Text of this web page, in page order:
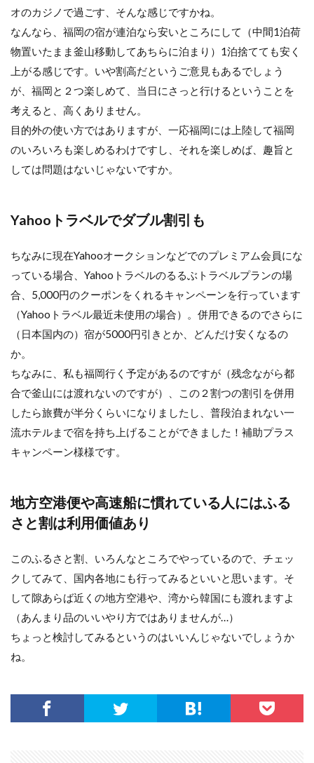
オのカジノで過ごす、そんな感じですかね。
なんなら、福岡の宿が連泊なら安いところにして（中間1泊荷
物置いたまま釜山移動してあちらに泊まり）1泊捨てても安く
上がる感じです。いや割高だというご意見もあるでしょう
が、福岡と２つ楽しめて、当日にさっと行けるということを
考えると、高くありません。
目的外の使い方ではありますが、一応福岡には上陸して福岡
のいろいろも楽しめるわけですし、それを楽しめば、趣旨と
しては問題はないじゃないですか。
Yahooトラベルでダブル割引も
ちなみに現在Yahooオークションなどでのプレミアム会員にな
っている場合、Yahooトラベルのるるぶトラベルプランの場
合、5,000円のクーポンをくれるキャンペーンを行っています
（Yahooトラベル最近未使用の場合）。併用できるのでさらに
（日本国内の）宿が5000円引きとか、どんだけ安くなるの
か。
ちなみに、私も福岡行く予定があるのですが（残念ながら都
合で釜山には渡れないのですが）、この２割つの割引を併用
したら旅費が半分くらいになりましたし、普段泊まれない一
流ホテルまで宿を持ち上げることができました！補助プラス
キャンペーン様様です。
地方空港便や高速船に慣れている人にはふる
さと割は利用価値あり
このふるさと割、いろんなところでやっているので、チェッ
クしてみて、国内各地にも行ってみるといいと思います。そ
して隙あらば近くの地方空港や、湾から韓国にも渡れますよ
（あんまり品のいいやり方ではありませんが…）
ちょっと検討してみるというのはいいんじゃないでしょうか
ね。